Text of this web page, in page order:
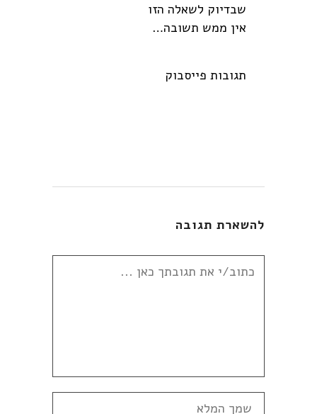
שבדיוק לשאלה הזו
אין ממש תשובה…
תגובות פייסבוק
להשארת תגובה